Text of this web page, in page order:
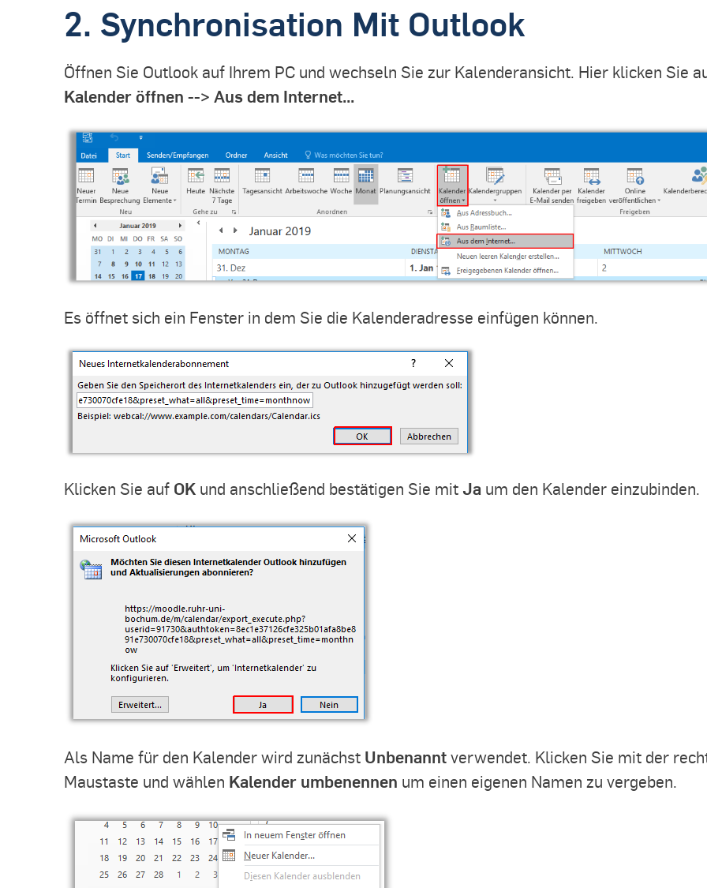
2. Synchronisation Mit Outlook
Öffnen Sie Outlook auf Ihrem PC und wechseln Sie zur Kalenderansicht. Hier klicken Sie
Kalender öffnen --> Aus dem Internet...
Es öffnet sich ein Fenster in dem Sie die Kalenderadresse einfügen können.
Klicken Sie auf OKund anschließend bestätigen Sie mit Ja um den Kalender einzubinden.
Als Name für den Kalender wird zunächst Unbenanntverwendet. Klicken Sie mit der
Maustaste und wählen Kalender umbenennen um einen eigenen Namen zu vergeben.